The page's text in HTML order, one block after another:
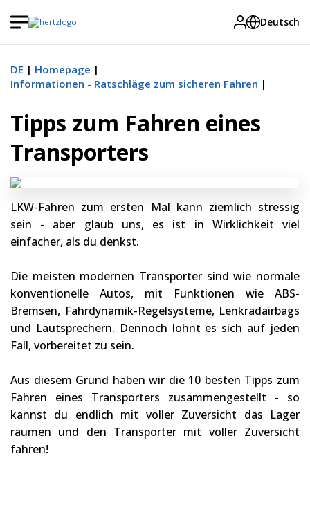
Deutsch
DE
Homepage
Informationen - Ratschläge zum sicheren Fahren
Tipps zum Fahren eines
Transporters
LKW-Fahren zum ersten Mal kann ziemlich stressig
sein - aber glaub uns, es ist in Wirklichkeit viel
einfacher, als du denkst.
Die meisten modernen Transporter sind wie normale
konventionelle Autos, mit Funktionen wie ABS-
Bremsen, Fahrdynamik-Regelsysteme, Lenkradairbags
und Lautsprechern. Dennoch lohnt es sich auf jeden
Fall, vorbereitet zu sein.
Aus diesem Grund haben wir die 10 besten Tipps zum
Fahren eines Transporters zusammengestellt - so
kannst du endlich mit voller Zuversicht das Lager
räumen und den Transporter mit voller Zuversicht
fahren!